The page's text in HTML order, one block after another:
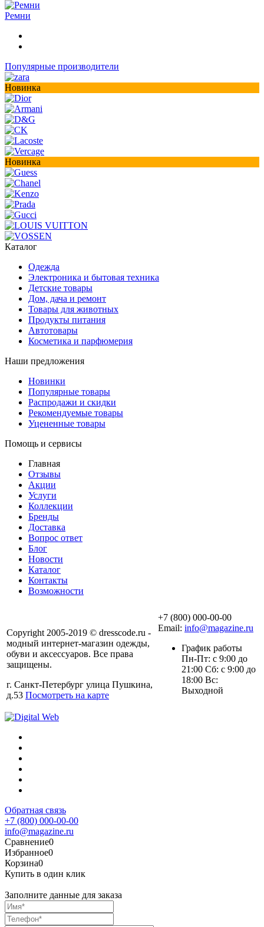
Ремни
Популярные производители
Новинка
Новинка
Каталог
Одежда
Электроника и бытовая техника
Детские товары
Дом, дача и ремонт
Товары для животных
Продукты питания
Автотовары
Косметика и парфюмерия
Наши предложения
Новинки
Популярные товары
Распродажи и скидки
Рекомендуемые товары
Уцененные товары
Помощь и сервисы
Главная
Отзывы
Акции
Услуги
Коллекции
Бренды
Доставка
Вопрос ответ
Блог
Новости
Каталог
Контакты
Возможности
Copyright 2005-2019 © dresscode.ru -
модный интернет-магазин одежды,
обуви и аксессуаров. Все права
защищены.
г. Санкт-Петербург улица Пушкина,
д.53 Посмотреть на карте
+7 (800) 000-00-00
Email: info@magazine.ru
График работы
Пн-Пт: с 9:00 до
21:00 Сб: с 9:00 до
18:00 Вс:
Выходной
Обратная связь
+7 (800) 000-00-00
info@magazine.ru
Сравнение0
Избранное0
Корзина0
Купить в один клик
Заполните данные для заказа